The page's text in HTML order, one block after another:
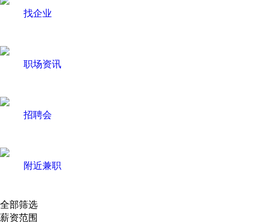
找企业
职场资讯
招聘会
附近兼职
全部筛选
薪资范围